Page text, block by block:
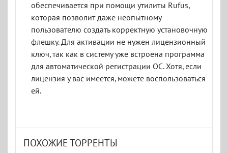
обеспечивается при помощи утилиты Rufus,
которая позволит даже неопытному
пользователю создать корректную установочную
флешку. Для активации не нужен лицензионный
ключ, так как в систему уже встроена программа
для автоматической регистрации ОС. Хотя, если
лицензия у вас имеется, можете воспользоваться
ей.
ПОХОЖИЕ ТОРРЕНТЫ